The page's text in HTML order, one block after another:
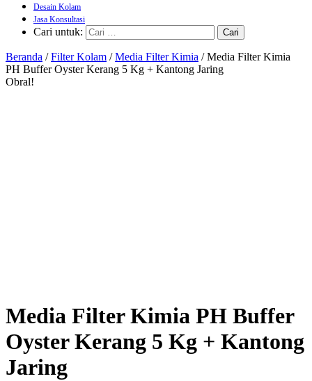
Desain Kolam
Jasa Konsultasi
Cari untuk:
Beranda /Filter Kolam /Media Filter Kimia / Media Filter Kimia
PH Buffer Oyster Kerang 5 Kg + Kantong Jaring
Obral!
Media Filter Kimia PH Buffer
Oyster Kerang 5 Kg + Kantong
Jaring